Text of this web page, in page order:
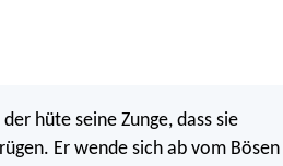
hüte seine Zunge, dass sie
Er wende sich ab vom Bösen